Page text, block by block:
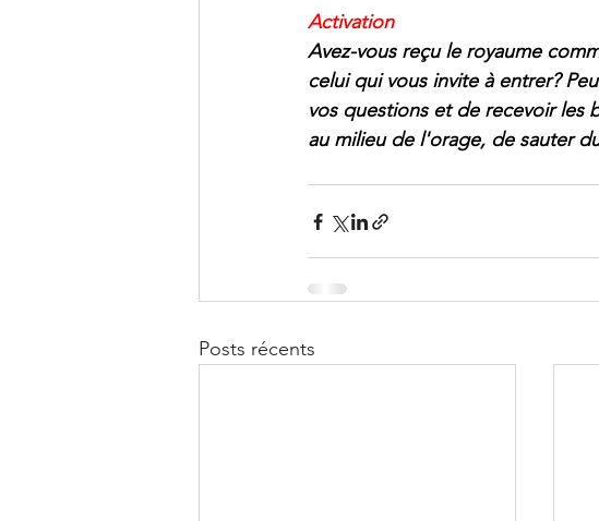
Activation
Avez-vous reçu le royaume
celui qui vous invite à entrer?
vos questions et de recevoir les
au milieu de l'orage, de sauter
Posts récents